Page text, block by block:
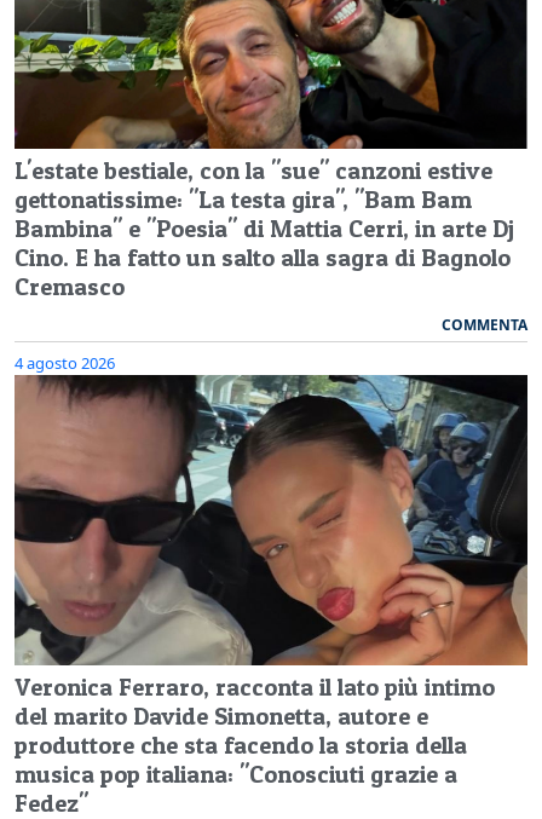
L'estate bestiale, con la "sue" canzoni estive
gettonatissime: "La testa gira", "Bam Bam
Bambina" e "Poesia" di Mattia Cerri, in arte Dj
Cino. E ha fatto un salto alla sagra di Bagnolo
Cremasco
COMMENTA
4 agosto 2026
Veronica Ferraro, racconta il lato più intimo
del marito Davide Simonetta, autore e
produttore che sta facendo la storia della
musica pop italiana: "Conosciuti grazie a
Fedez"